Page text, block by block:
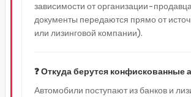
зависимости от организации-
документы передаются прямо от
или лизинговой компании).
❓ Откуда берутся конфискованные
Автомобили поступают из банков и